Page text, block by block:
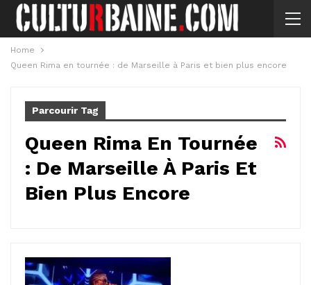
Home
Queen Rima en tournée : de Marseille à Paris et bien plus encore
Parcourir Tag
Queen Rima En Tournée
: De Marseille À Paris Et
Bien Plus Encore